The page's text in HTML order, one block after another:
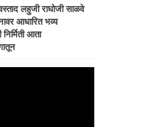
लहुजी राघोजी साळवे
आधारित भव्य
आता